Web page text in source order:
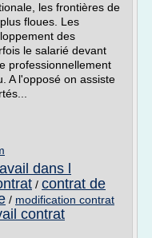
les frontières de
floues. Les
des
le salarié devant
professionnellement
A l'opposé on assiste
dans l
/ contrat de
/ modification contrat
contrat